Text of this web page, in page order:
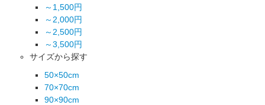
～1,500円
～2,000円
～2,500円
～3,500円
サイズから探す
50×50cm
70×70cm
90×90cm